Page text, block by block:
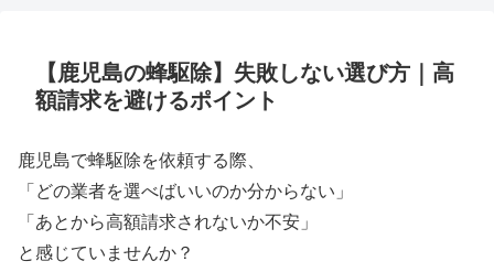
【鹿児島の蜂駆除】失敗しない選び方｜高
額請求を避けるポイント
鹿児島で蜂駆除を依頼する際、
「どの業者を選べばいいのか分からない」
「あとから高額請求されないか不安」
と感じていませんか？